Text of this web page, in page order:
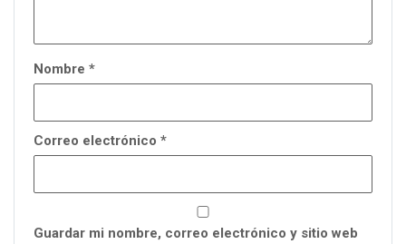
Nombre *
Correo electrónico *
Guardar mi nombre, correo electrónico y sitio web